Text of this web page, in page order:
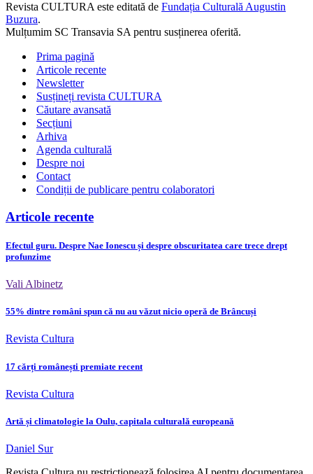
Revista CULTURA este editată de Fundația Culturală Augustin
Buzura.
Mulțumim SC Transavia SA pentru susținerea oferită.
Prima pagină
Articole recente
Newsletter
Susțineți revista CULTURA
Căutare avansată
Secțiuni
Arhiva
Agenda culturală
Despre noi
Contact
Condiții de publicare pentru colaboratori
Articole recente
Efectul guru. Despre Nae Ionescu și despre obscuritatea care trece drept
profunzime
Vali Albinetz
55% dintre români spun că nu au văzut nicio operă de Brâncuși
Revista Cultura
17 cărți românești premiate recent
Revista Cultura
Artă și climatologie la Oulu, capitala culturală europeană
Daniel Sur